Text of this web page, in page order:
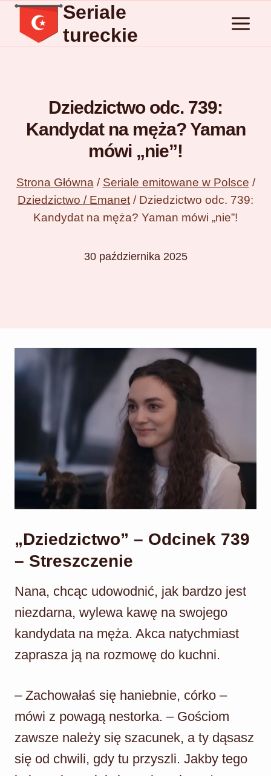
Przejdź
treści
Seriale
tureckie
Dziedzictwo odc. 739:
Kandydat na męża? Yaman
mówi „nie”!
Strona Główna / Seriale emitowane w Polsce /
Dziedzictwo / Emanet / Dziedzictwo odc. 739:
Kandydat na męża? Yaman mówi „nie”!
30 października 2025
„Dziedzictwo” – Odcinek 739
– Streszczenie
Nana, chcąc udowodnić, jak bardzo jest
niezdarna, wylewa kawę na swojego
kandydata na męża. Akca natychmiast
zaprasza ją na rozmowę do kuchni.
– Zachowałaś się haniebnie, córko –
mówi z powagą nestorka. – Gościom
zawsze należy się szacunek, a ty dąsasz
się od chwili, gdy tu przyszli. Jakby tego